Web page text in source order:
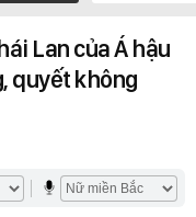
Lan của Á hậu
quyết không